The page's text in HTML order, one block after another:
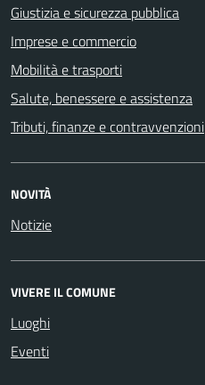
Giustizia e sicurezza pubblica
Imprese e commercio
Mobilità e trasporti
Salute, benessere e assistenza
Tributi, finanze e contravvenzioni
NOVITÀ
Notizie
VIVERE IL COMUNE
Luoghi
Eventi